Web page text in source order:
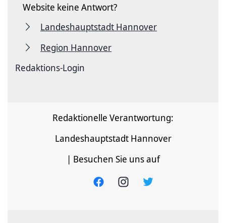
Website keine Antwort?
Landeshauptstadt Hannover
Region Hannover
Redaktions-Login
Redaktionelle Verantwortung:
Landeshauptstadt Hannover
| Besuchen Sie uns auf